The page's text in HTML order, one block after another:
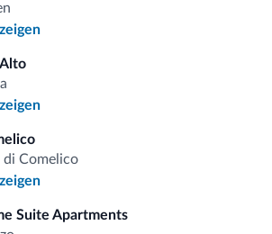
Ski
di Comelico
Suite Apartments
Vorteilhafte Preise